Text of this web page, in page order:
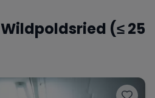
Wildpoldsried (≤ 25